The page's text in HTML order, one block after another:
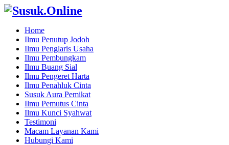
Home
Ilmu Penutup Jodoh
Ilmu Penglaris Usaha
Ilmu Pembungkam
Ilmu Buang Sial
Ilmu Pengeret Harta
Ilmu Penahluk Cinta
Susuk Aura Pemikat
Ilmu Pemutus Cinta
Ilmu Kunci Syahwat
Testimoni
Macam Layanan Kami
Hubungi Kami